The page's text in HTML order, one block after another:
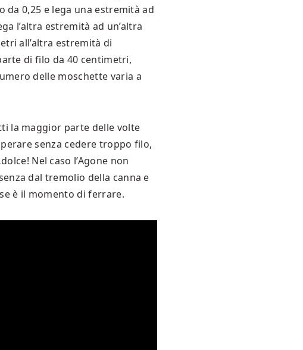
0,25 e lega una estremità ad
l’altra estremità ad un’altra
all’altra estremità di
di filo da 40 centimetri,
delle moschette varia a
la maggior parte delle volte
senza cedere troppo filo,
Nel caso l’Agone non
dal tremolio della canna e
è il momento di ferrare.